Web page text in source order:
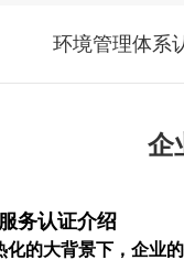
环境管理体系
企
务认证介绍
的大背景下，企业